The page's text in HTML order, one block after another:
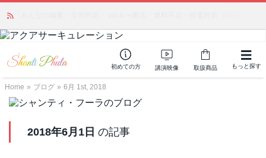
初めての方 講演映像 取扱商品 もっと探す
Home » ブログ » 6月 1st, 2018
2018年6月1日 の記事